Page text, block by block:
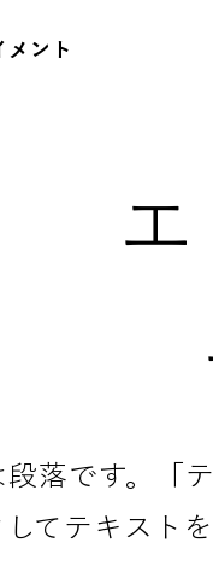
メント
段落です。「
してテキスト